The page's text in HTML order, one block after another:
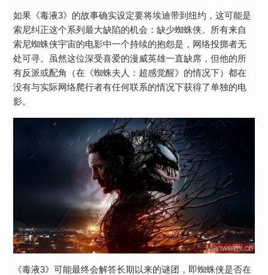
如果《毒液3》的故事确实设定要将埃迪带到纽约，这可能是
索尼纠正这个系列最大缺陷的机会：缺少蜘蛛侠。所有来自
索尼蜘蛛侠宇宙的电影中一个持续的抱怨是，网络投掷者无
处可寻。虽然这位深受喜爱的漫威英雄一直缺席，但他的所
有反派或配角（在《蜘蛛夫人：超感觉醒》的情况下）都在
没有与实际网络爬行者有任何联系的情况下获得了单独的电
影。
《毒液3》可能最终会解答长期以来的谜团，即蜘蛛侠是否在